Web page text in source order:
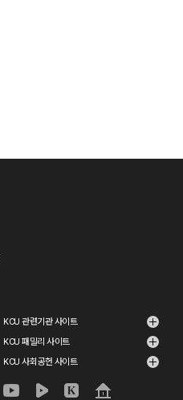
KCU 관련기관 사이트
KCU 패밀리 사이트
KCU 사회공헌 사이트